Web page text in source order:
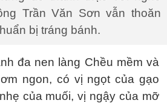
Trần Văn Sơn vẫn thoăn
bị tráng bánh.
đa nen làng Chều mềm và
ngon, có vị ngọt của gạo
của muối, vị ngậy của mỡ